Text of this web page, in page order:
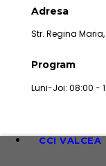
Adresa
Str. Regina
Program
Luni-Joi: 08:00 -
CCI VALCEA